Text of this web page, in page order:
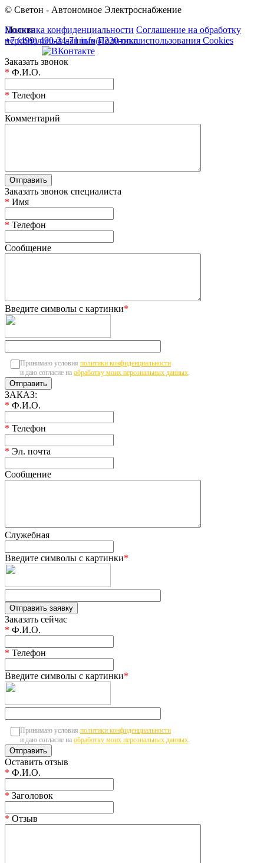
© Светон - Автономное Электроснабжение
Москва
+7 (499) 490-24-71 info@220-on.ru
Политика конфиденциальности Соглашение на обработку
персональных данных Политика использования Cookies
Заказать звонок
* Ф.И.О.
* Телефон
Комментарий
Заказать звонок специалиста
* Имя
* Телефон
Сообщение
Введите символы с картинки*
Принимаю условия политики конфиденциальности
и даю согласие на обработку моих персональных данных.
ЗАКАЗ:
* Ф.И.О.
* Телефон
* Эл. почта
Сообщение
Служебная
Введите символы с картинки*
Заказать сейчас
* Ф.И.О.
* Телефон
Введите символы с картинки*
Принимаю условия политики конфиденциальности
и даю согласие на обработку моих персональных данных.
Оставить отзыв
* Ф.И.О.
* Заголовок
* Отзыв